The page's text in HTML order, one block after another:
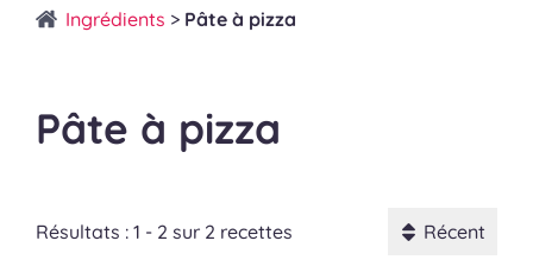
Ingrédients > Pâte à pizza
Pâte à pizza
Résultats : 1 - 2 sur 2 recettes Récent